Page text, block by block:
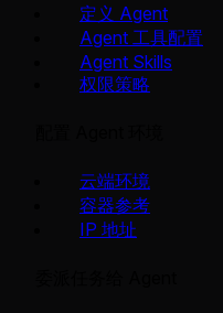
定义 Agent
Agent 工具配置
Agent Skills
权限策略
云端环境
容器参考
IP 地址